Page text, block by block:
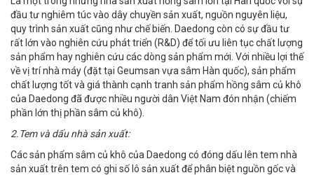
đầu tư nghiêm túc vào dây chuyền sản xuất, nguồn nguyên liệu,
quy trình sản xuất cũng như chế biến. Daedong còn có sự đầu tư
rất lớn vào nghiên cứu phát triển (R&D) để tối ưu liên tục chất lượng
sản phẩm hay nghiên cứu các dòng sản phẩm mới. Với nhiều lợi thế
về vị trí nhà máy (đặt tại Geumsan vựa sâm Hàn quốc), sản phẩm
chất lượng tốt và giá thành cạnh tranh sản phẩm hồng sâm củ khô
của Daedong đã được nhiều người dân Việt Nam đón nhận (chiếm
phần lớn thị phần sâm củ khô).
2.Tem và dấu nhà sản xuất:
Các sản phẩm sâm củ khô của Daedong có đóng dấu lên tem nhà
sản xuất trên tem có ghi số lô sản xuất để phân biệt nguồn gốc và